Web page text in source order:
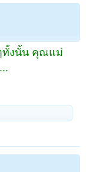
ทั้งนั้น คุณแม่